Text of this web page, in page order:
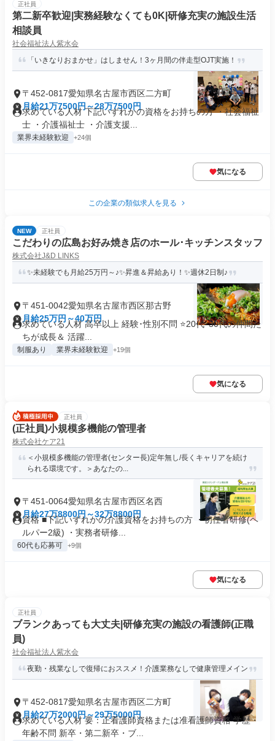
正社員
第二新卒歓迎|実務経験なくても0K|研修充実の施設生活
相談員
社会福祉法人紫水会
「いきなりおまかせ」はしません！3ヶ月間の伴走型OJT実施！
〒452-0817愛知県名古屋市西区二方町
月給21万7500円～28万7500円
求めている人材 下記いずれかの資格をお持ちの方 ・社会福祉
士 ・介護福祉士 ・介護支援...
業界未経験歓迎 +24個
気になる
この企業の類似求人を見る
NEW 正社員
こだわりの広島お好み焼き店のホール･キッチンスタッフ
株式会社J&D LINKS
✨未経験でも月給25万円～♪✨昇進＆昇給あり！✨週休2日制♪
〒451-0042愛知県名古屋市西区那古野
月給25万円～40万円
求めている人材 高卒以上 経験･性別不問 ⭐20代･30代の仲間た
ちが成長＆ 活躍...
制服あり 業界未経験歓迎 +19個
気になる
正社員
(正社員)小規模多機能の管理者
株式会社ケア21
＜小規模多機能の管理者(センター長)定年無し/長くキャリアを続け
られる環境です。＞あなたの...
〒451-0064愛知県名古屋市西区名西
月給27万8800円～32万8800円
資格 ■下記いずれかの介護資格をお持ちの方 ・初任者研修(ヘ
ルパー2級) ・実務者研修...
60代も応募可 +9個
気になる
正社員
ブランクあっても大丈夫|研修充実の施設の看護師(正職
員)
社会福祉法人紫水会
夜勤・残業なしで復帰におススメ！介護業務なしで健康管理メイン
〒452-0817愛知県名古屋市西区二方町
月給27万2000円～29万5000円
求めている人材 要：正看護師資格または准看護師資格 学歴・
年齢不問 新卒・第二新卒・ブ...